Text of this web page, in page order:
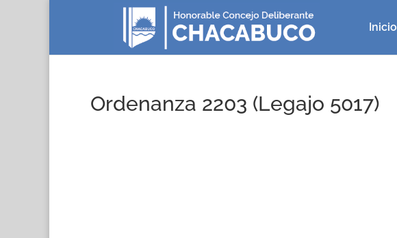
Inicio
Ordenanza 2203 (Legajo 5017)